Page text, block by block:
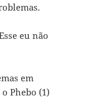
eu não
em
Phebo (1)